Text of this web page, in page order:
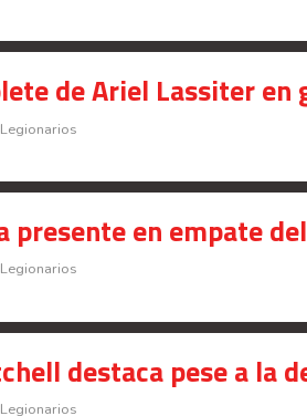
de Ariel Lassiter
presente en empate
destaca pese a la